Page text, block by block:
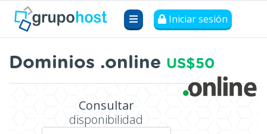
Iniciar sesión
Dominios .online US$50
Consultar
disponibilidad